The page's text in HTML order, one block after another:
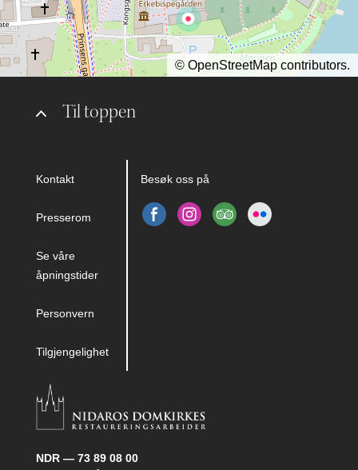
Til toppen
Kontakt
Presserom
Se våre
åpningstider
Personvern
Tilgjengelighet
Besøk oss på
NDR — 73 89 08 00
© OpenStreetMap contributors.